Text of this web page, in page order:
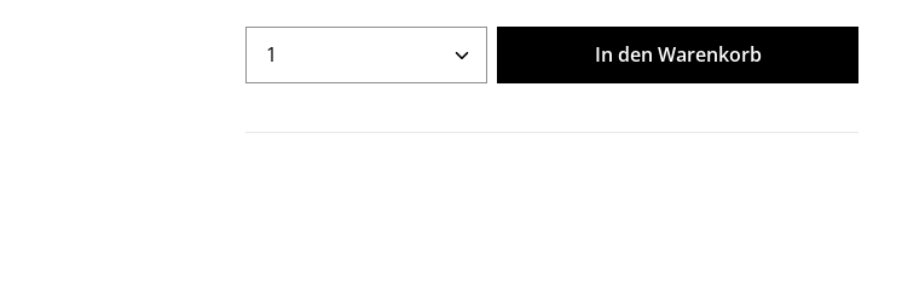
Produkt Anzahl: Gib den gewünschten Wert
In den Warenkorb